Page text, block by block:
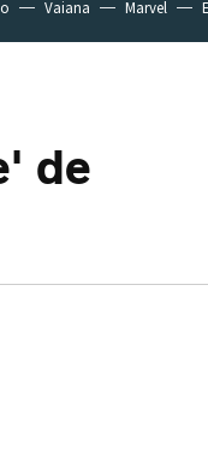
Vaiana Marvel
de